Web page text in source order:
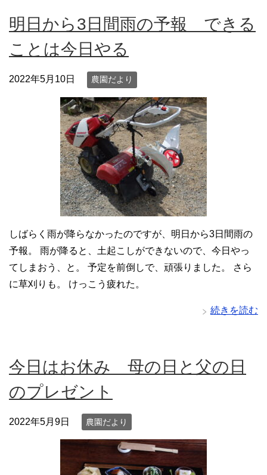
明日から3日間雨の予報 できる
ことは今日やる
2022年5月10日 農園だより
しばらく雨が降らなかったのですが、明日から3日間雨の
予報。 雨が降ると、土起こしができないので、今日やっ
てしまおう、と。 予定を前倒しで、頑張りました。 さら
に草刈りも。 けっこう疲れた。
続きを読む
今日はお休み 母の日と父の日
のプレゼント
2022年5月9日 農園だより